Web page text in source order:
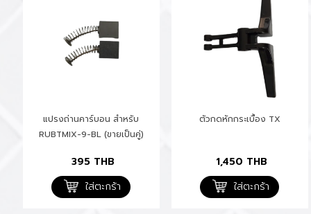
แปรงถ่านคาร์บอน สำหรับ
RUBTMIX-9-BL (ขายเป็นคู่)
395 THB
ใส่ตะกร้า
ตัวกดหักกระเบื้อง TX
1,450 THB
ใส่ตะกร้า